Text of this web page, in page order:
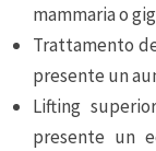
mammaria o
Trattamento
presente un
Lifting
presente un